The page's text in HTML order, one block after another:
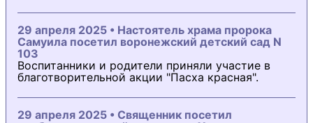
29 апреля 2025 • Настоятель храма пророка
Самуила посетил воронежский детский сад N
103
Воспитанники и родители приняли участие в
благотворительной акции "Пасха красная".
29 апреля 2025 • Священник посетил